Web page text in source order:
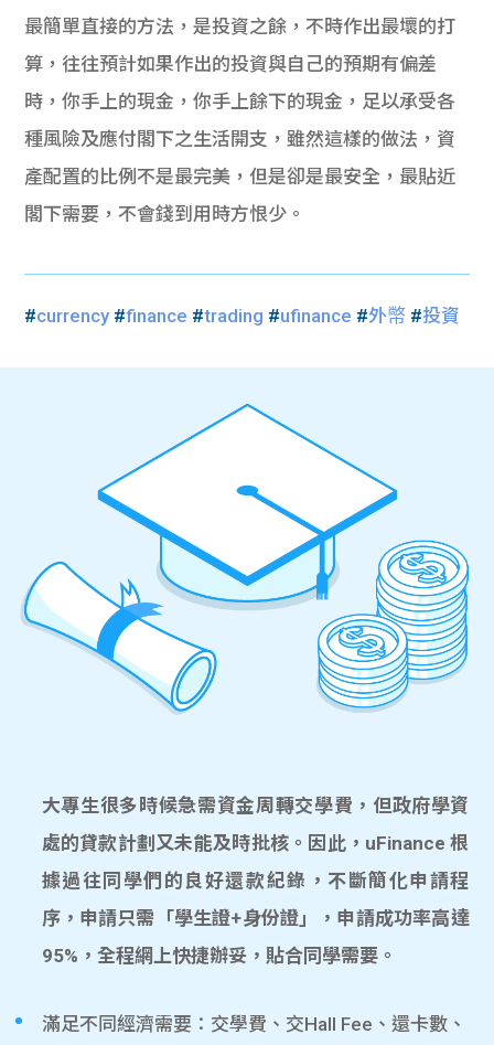
最簡單直接的方法，是投資之餘，不時作出最壞的打
算，往往預計如果作出的投資與自己的預期有偏差
時，你手上的現金，你手上餘下的現金，足以承受各
種風險及應付閣下之生活開支，雖然這樣的做法，資
產配置的比例不是最完美，但是卻是最安全，最貼近
閣下需要，不會錢到用時方恨少。
#currency#finance #trading #ufinance #外幤 #投資
大專生很多時候急需資金周轉交學費，但政府學資
處的貸款計劃又未能及時批核。因此，uFinance 根
據過往同學們的良好還款紀錄，不斷簡化申請程
序，申請只需「學生證+身份證」，申請成功率高達
95%，全程網上快捷辦妥，貼合同學需要。
滿足不同經濟需要：交學費、交Hall Fee、還卡數、